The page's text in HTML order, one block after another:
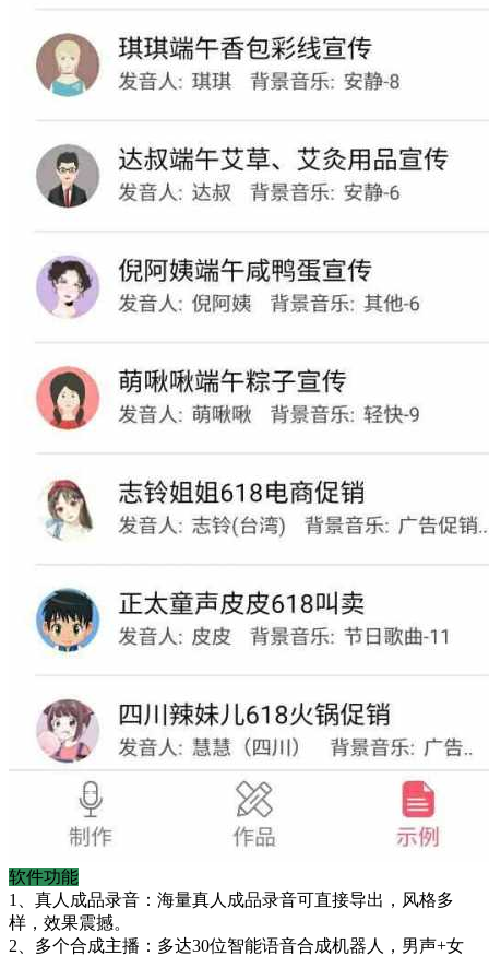
软件功能
1、真人成品录音：海量真人成品录音可直接导出，风格多
样，效果震撼。
2、多个合成主播：多达30位智能语音合成机器人，男声+女